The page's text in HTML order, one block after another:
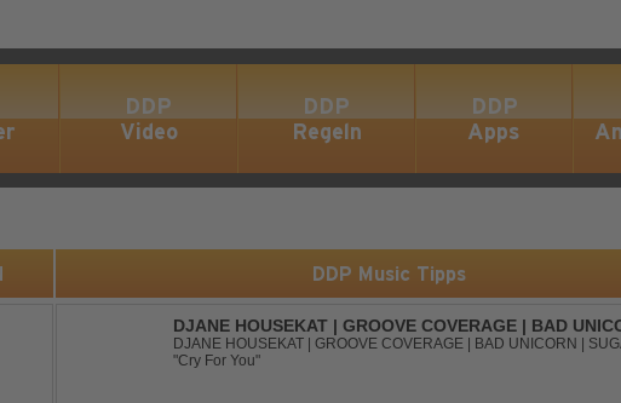
DDP
Video
DDP
Regeln
DDP
Apps
DDP Music Tipps
DJANE HOUSEKAT | GROOVE COVERAGE | BAD
SUGAR3ITCH - CRY FOR YOU
DJANE HOUSEKAT | GROOVE COVERAGE | BAD UNICORN |
"Cry For You"